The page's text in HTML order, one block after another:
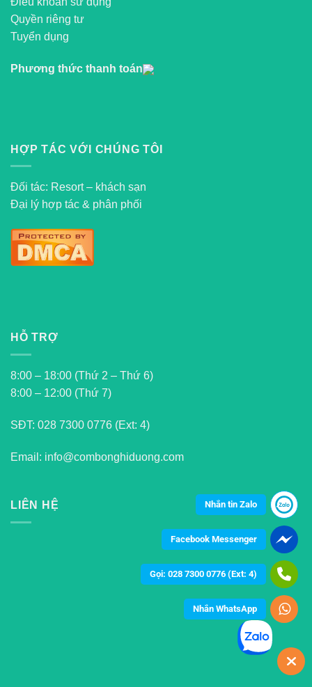
Quyền riêng tư
Tuyển dụng
Phương thức thanh toán
HỢP TÁC VỚI CHÚNG TÔI
Đối tác: Resort – khách sạn
Đại lý hợp tác & phân phối
HỖ TRỢ
8:00 – 18:00 (Thứ 2 – Thứ 6)
8:00 – 12:00 (Thứ 7)
SĐT: 028 7300 0776 (Ext: 4)
Email: info@combonghiduong.com
LIÊN HỆ Nhắn tin Zalo
Facebook Messenger
Gọi: 028 7300 0776 (Ext: 4)
Nhắn WhatsApp